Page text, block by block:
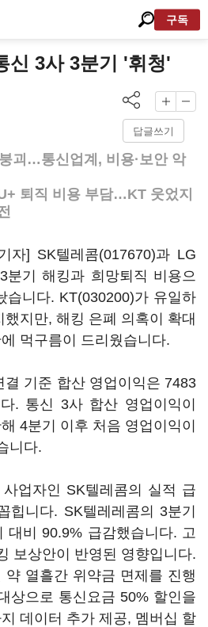
구독
신 3사 3분기 '휘청'
답글쓰기
괴…통신업계, 비용·보안 악
퇴직 비용 부담…KT 웃었지
자] SK텔레콤(017670)과 LG
분기 해킹과 희망퇴직 비용으
습니다. KT(030200)가 유일하
지만, 해킹 은폐 의혹이 확대
먹구름이 드리웠습니다.
결 기준 합산 영업이익은 7483
. 통신 3사 합산 영업이익이
4분기 이후 처음 영업이익이
니다.
업자인 SK텔레콤의 실적 급
힙니다. SK텔레레콤의 3분기
대비 90.9% 급감했습니다. 고
보상안이 반영된 영향입니다.
약 열흘간 위약금 면제를 진행
상으로 통신요금 50% 할인을
데이터 추가 제공, 멤버십 할